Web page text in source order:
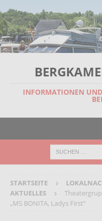
INFORMATIONEN
STARTSEITE
AKTUELLES
„MS BONITA, Ladys First“